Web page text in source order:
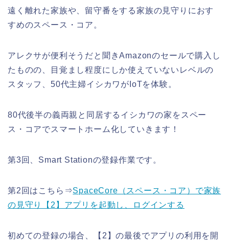
遠く離れた家族や、留守番をする家族の見守りにおす
すめのスペース・コア。
アレクサが便利そうだと聞きAmazonのセールで購入し
たものの、目覚まし程度にしか使えていないレベルの
スタッフ、50代主婦イシカワがIoTを体験。
80代後半の義両親と同居するイシカワの家をスペー
ス・コアでスマートホーム化していきます！
第3回、Smart Stationの登録作業です。
第2回はこちら⇒SpaceCore（スペース・コア）で家族
の見守り【2】アプリを起動し、ログインする
初めての登録の場合、【2】の最後でアプリの利用を開